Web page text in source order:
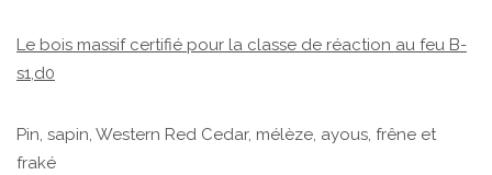
Le bois massif certifié pour la classe de réaction au feu B-
s1,d0
Pin, sapin, Western Red Cedar, mélèze, ayous, frêne et
fraké